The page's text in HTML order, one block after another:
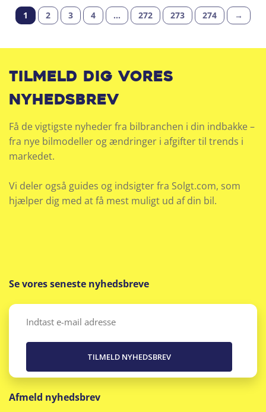
1 2 3 4 … 272 273 274 →
Tilmeld dig vores
nyhedsbrev
Få de vigtigste nyheder fra bilbranchen i din indbakke –
fra nye bilmodeller og ændringer i afgifter til trends i
markedet.
Vi deler også guides og indsigter fra Solgt.com, som
hjælper dig med at få mest muligt ud af din bil.
Se vores seneste nyhedsbreve
Email
Afmeld nyhedsbrev